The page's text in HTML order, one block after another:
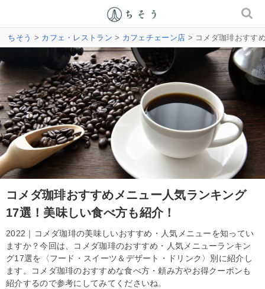
ちそう > カフェ・レストラン > カフェチェーン店 > コメダ珈琲おすす
コメダ珈琲おすすめメニュー人気ランキング
17選！美味しい食べ方も紹介！
2022｜コメダ珈琲の美味しいおすすめ・人気メニューを知ってい
ますか？今回は、コメダ珈琲のおすすめ・人気メニューランキン
グ17選を〈フード・スイーツ＆デザート・ドリンク〉別に紹介し
ます。コメダ珈琲のおすすめな食べ方・頼み方やお得クーポンも
紹介するので参考にしてみてくださいね。